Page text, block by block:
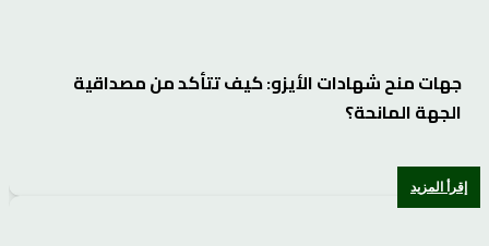
جهات منح شهادات الأيزو: كيف تتأكد من مصداقية
الجهة المانحة؟
إقرأ المزيد